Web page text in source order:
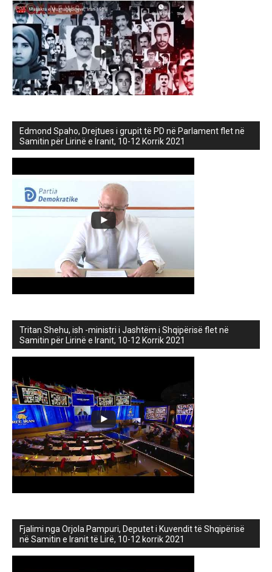
Edmond Spaho, Drejtues i grupit të PD në Parlament flet në
Samitin për Lirinë e Iranit, 10-12 Korrik 2021
Tritan Shehu, ish -ministri i Jashtëm i Shqipërisë flet në
Samitin për Lirinë e Iranit, 10-12 Korrik 2021
Fjalimi nga Orjola Pampuri, Deputet i Kuvendit të Shqipërisë
në Samitin e Iranit të Lirë, 10-12 korrik 2021